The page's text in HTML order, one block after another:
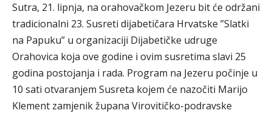
Sutra, 21. lipnja, na orahovačkom Jezeru bit će održani
tradicionalni 23. Susreti dijabetičara Hrvatske ”Slatki
na Papuku” u organizaciji Dijabetičke udruge
Orahovica koja ove godine i ovim susretima slavi 25
godina postojanja i rada. Program na Jezeru počinje u
10 sati otvaranjem Susreta kojem će nazočiti Marijo
Klement zamjenik župana Virovitičko-podravske